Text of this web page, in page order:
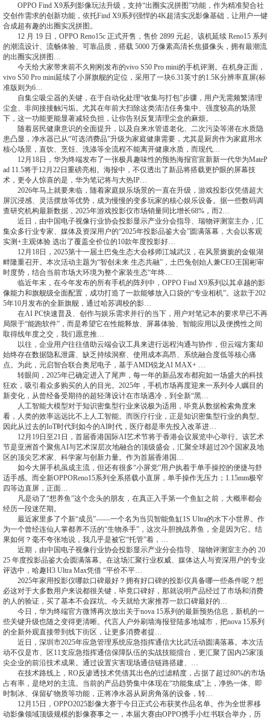
OPPO Find X9系列影像玩法升级，支持“出圈实况拼图”功能，作为精准契合社
交创作需求的创新功能，依托Find X9系列强悍的4K超清实况影像基础，让用户一键
合成超有趣的出圈实况拼图。
12 月 19 日，OPPO Reno15c 正式开售，售价 2899 元起。该机延续 Reno15 系列
的潮流设计、流畅体验、可靠品质，搭载 5000 万像素高清长焦摄像头，拥有最潮流
的出圈实况拼图…
今天给大家带来前不久刚刚发布的vivo S50 Pro mini的手机评测。在机身正面，
vivo S50 Pro mini延续了小屏旗舰的定位，采用了一块6.31英寸的1.5K分辨率直屏(标
准版则为6…
自集尘吸尘器的关键，在于自动化处理“收集与打包”步骤，用户无需频繁清理
尘盒、非间接接触污垢。尤其在年前大扫除这类清洁任务集中、强度较高的场景
下，这一功能更能显著减轻负担，让你告别反复清理尘盒的麻烦。 …
随着居民健康意识的全面提升，以及自来水管道老化、二次污染等潜在水质隐
患凸显，净水器已从“可选消费品”升级为家庭健康需要，尤其是厨房作为家庭用水
核心场景，直饮、烹饪、洗涤等全流程不能离开健康水质，而现代…
12月18日，华为终端发布了一张极具趣味性的预热海报官宣新新一代华为MateP
ad 11.5将于12月22日重磅亮相。海报中，不仅透出了新品将搭载更护眼的屏幕技
术，更令人惊喜的是，华为笔记将与大热IP…
2026年马上就要来临，随着家庭娱乐场景的一直在升级，游戏投影仪凭借超大
屏沉浸感、灵活摆放等优势，成为慢慢的变多玩家的核心娱乐设备。据一些数码调
查研究机构最新数据，2025年游戏投影仪市场销量同比增长68%，而2…
近日，由中国电子视像行业协会投影显示产业分会指导、瑞物评测室主办，汇
集众多行业专家、媒体及资深用户的“2025年投影品鉴大会”圆满落幕，大会以客观
实测+主观体验 选出了覆盖全价位的10款年度投影好…
12月18日，2025第十一届土巴兔生态大会移师江城武汉，在风景旖旎的金银湖
畔隆重召开。本次活动主题为“智创未来 生态共融”，土巴兔创始人兼CEO王国彬审
时度势，结合当前市场大环境为整个家装生态“年终…
临近年末，在今年发布的所有手机的阵列中，OPPO Find X9系列以其卓越的影
像能力和旗舰级全面配置，成功打造了一款能够放入口袋的“专业相机”。这款于202
5年10月发布的全新旗舰，通过哈苏调校的影…
在AI PC快速普及、创作与娱乐需求并行的当下，用户对笔记本的要求早已不再
局限于“能跑软件”，而是希望它在性能释放、屏幕体验、智能应用以及便携性之间
取得线年度之交，我们愿意推…
以往，企业用户往往借助云端会议工具来进行远程沟通与协作，但云端方案却
始终存在数据隐私泄露、缺乏持续洞察、使用成本高昂、系统融合度低等核心痛
点。为此，元启智合联合奥尼电子，基于AMD锐龙AI MAX+ …
转眼间，2025年已确定进入了尾声，每一年的新品发布都宛如一场盛大的科技
狂欢，吸引着众多购买的人的目光。2025年，手机市场再度迎来一系列令人瞩目的
新变化，从曾经备受期待的超轻薄设计在市场遇冷，到全新“黑…
人工智能大模型对于知识密集型行业来说极为适用，毕竟从数据检索角度来
看，人类的效率远远比不上人工智能。而医疗行业，正是知识密集型行业的典型。
因此从过去的IoT时代到如今的AI时代，医疗都是率先投入改革进…
12月19日至21日，首届香港国际AI艺术节将于香港会议展览中心举行。该艺术
节是亚洲首个聚焦AI与艺术深层次地融合的顶级盛会，汇聚全球超过20个国家及地
区的顶尖艺术家、科学家与创新力量。作为首届香港国…
如今大屏手机虽成主流，但还有很多“小屏党”用户执着于单手操控的便捷与舒
适手感。而全新OPPOReno15系列全系搭载小直屏，单手操作无压力；1.15mm极窄
四等边直屏，正面…
凡是动了“想养鱼”这个念头的朋友，在真正入手第一个鱼缸之前，大概率都会
经历一段迷茫期。
最近家里多了个新“成员”——一个名为当贝智能鱼缸1S Ultra的水下小世界。作
为一个曾经连仙人掌都养不活的“生物杀手”，这次斗胆挑战养鱼，全是因为它。结
果如何？毫不夸张地说，我几乎是被它“托管”着，…
近期，由中国电子视像行业协会投影显示产业分会指导、瑞物评测室主办的 20
25 年度投影品鉴大会圆满落幕。在这场汇聚行业权威、媒体达人与资深用户的专业
评选中，哈趣H3 Ultra Max凭借 “平价不平…
2025年家用投影仪哪款口碑最好？拥有好口碑的投影仪具备哪一些条件呢？想
必这对于大多数用户来说都很关键，毕竟口碑好，那就说明产品经过了市场和消费
的人的验证，买了基本不会踩坑。今天就给大家推荐一款口碑最好的…
今日，华为终端官方微博再次放出关于nova 15系列的最新预热信息，新机的一
些关键升级也随之变得更清晰。代言人户外刷墙海报登陆多地城市，把nova 15系列
的全新外观直接带到线下街区，让更多消费者提…
近日，深圳市2025年应急管理系统应急指挥通信大比武活动圆满落幕。本次活
动不仅是市、区11支应急指挥通信保障队伍的实战技能擂台，更汇聚了国内25家顶
尖企业的前沿技术成果。通过设置灾害现场通信链路搭建、…
在技术路线上，RO反渗透技术凭借其出色的过滤精度，占据了超过80%的市场
占有率，是绝对的主流。当前的产品趋势集中体现在“功能集成”上，净热一体、即
时制冰、保留矿物质等功能，正将净水器从厨房角落的设备，转…
12月15日，OPPO2025影像大赛于今日正式公布获奖作品名单。作为全世界移
动影像领域顶级规模的影像赛事之一，本届大赛由OPPO携手小红书联合举办，历